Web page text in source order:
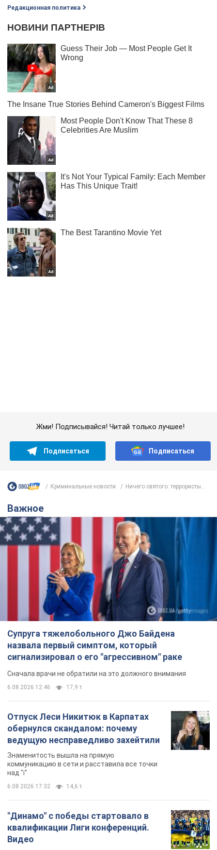
Редакционная политика
назвала первый симптом, который
сигнализировал о его "агрессивном" раке
Сначала врачи не обратили на это должного внимания
17,9 т.
Отпуск Леси Никитюк в Карпатах
обернулся скандалом: почему
ведущую несправедливо захейтили
Знаменитость вышла на прямую
коммуникацию в сети и расставила все точки
над "i"
6.08.2026 17:32 14,6 т.
"Динамо" с победы стартовало в
квалификации Лиги конференций.
Видео
Матч прошел в Люблине
10 часов назад 2,9 т.